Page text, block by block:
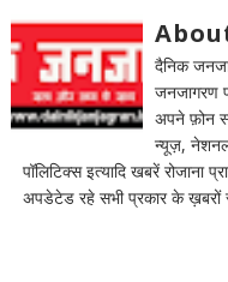
दैनिक
जनजागरण
अपने फ़ोन
न्यूज़,
पॉलिटिक्स इत्यादि खबरें
अपडेटेड रहे सभी प्रकार के ख़बरों